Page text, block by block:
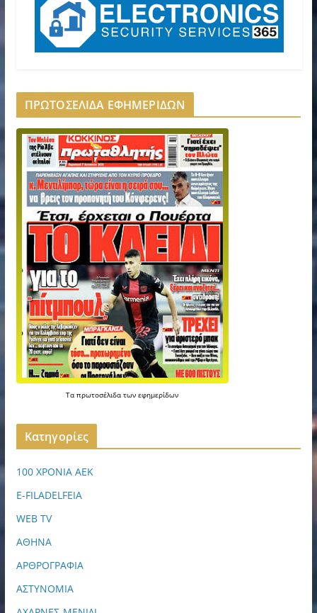
ΠΡΩΤΟΣΕΛΙΔΑ ΕΦΗΜΕΡΙΔΩΝ
Ταπρωτοσέλιδατωνεφημερίδων
Kατηγορίες
100 ΧΡΟΝΙΑ ΑΕΚ
E-FILADELFEIA
WEB TV
ΑΘΗΝΑ
ΑΡΘΡΟΓΡΑΦΙΑ
ΑΣΤΥΝΟΜΙΑ